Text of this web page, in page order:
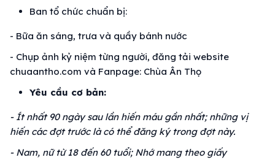
Ban tổ chức chuẩn bị:
- Bữa ăn sáng, trưa và quầy bánh nước
- Chụp ảnh kỷ niệm từng người, đăng tải website
chuaantho.com và Fanpage: Chùa Ân Thọ
Yêu cầu cơ bản:
- Ít nhất 90 ngày sau lần hiến máu gần nhất; những vị
hiến các đợt trước là có thể đăng ký trong đợt này.
- Nam, nữ từ 18 đến 60 tuổi; Nhớ mang theo giấy